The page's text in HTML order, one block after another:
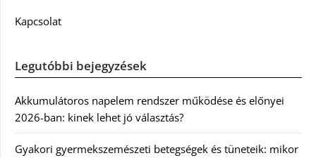
Kapcsolat
Legutóbbi bejegyzések
Akkumulátoros napelem rendszer működése és előnyei
2026-ban: kinek lehet jó választás?
Gyakori gyermekszemészeti betegségek és tüneteik: mikor